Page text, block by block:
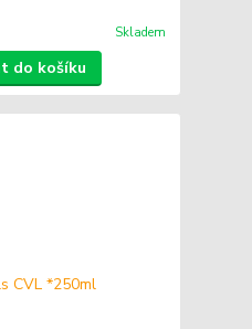
Skladem
do košíku